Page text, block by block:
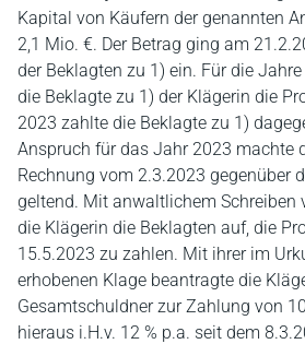
Kapital von Käufern der genannten
2,1 Mio. €. Der Betrag ging am
der Beklagten zu 1) ein. Für die
die Beklagte zu 1) der Klägerin die
2023 zahlte die Beklagte zu 1)
Anspruch für das Jahr 2023 machte
Rechnung vom 2.3.2023 gegenüber
geltend. Mit anwaltlichem Schreiben
die Klägerin die Beklagten auf, die
15.5.2023 zu zahlen. Mit ihrer im
erhobenen Klage beantragte die
Gesamtschuldner zur Zahlung von
hieraus i.H.v. 12 % p.a. seit dem